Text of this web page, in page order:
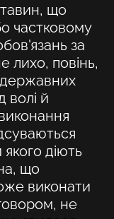
що
частковому
за
лихо, повінь,
державних
волі й
діють
що
виконати
не